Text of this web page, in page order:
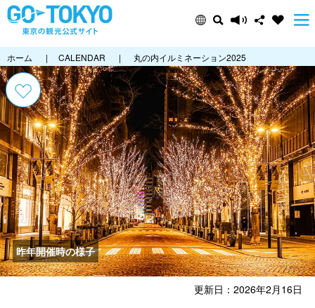
ホーム | CALENDAR | 丸の内イルミネーション2025
昨年開催時の様子
更新日：2026年2月16日